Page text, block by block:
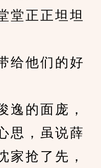
堂正正坦坦
他们的好
的面庞，
思，虽说薛
家抢了先，